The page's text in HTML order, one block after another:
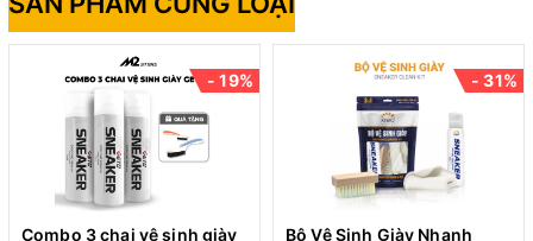
An Khánh, Hoài Đức, Hà Nội Xã An Khánh
Huyện Hoài Đức Hà Nội
- 19%
Combo 3 chai vệ sinh giày
- 31%
Bộ Vệ Sinh Giày Nhanh